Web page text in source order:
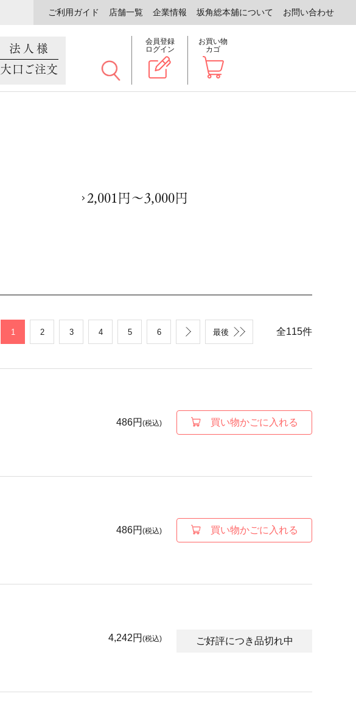
ご利用ガイド 店舗一覧 企業情報 坂角総本舖について お問い合わせ
法人様
大口ご注文
会員登録
ログイン
お買い物
カゴ
2,001円～3,000円
1 2 3 4 5 6 最後 全115件
486円 (税込) 買い物かごに入れる
486円 (税込) 買い物かごに入れる
4,242円 (税込) ご好評につき品切れ中